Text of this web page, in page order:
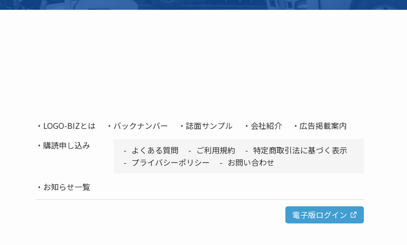
LOGO-BIZとは バックナンバー 誌面サンプル 会社紹介
広告掲載案内
購読申し込み
よくある質問 ご利用規約
特定商取引法に基づく表示
プライバシーポリシー
お問い合わせ
お知らせ一覧
電子版ログイン